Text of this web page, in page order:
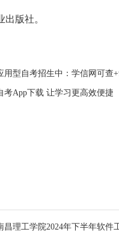
版社。
用型自考招生中：学信网可查
考App下载 让学习更高效便捷